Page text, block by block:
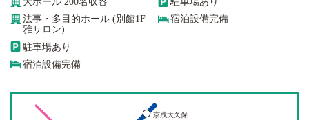
法事・多目的ホール (別館1F
雅サロン)
駐車場あり
宿泊設備完備
宿泊設備完備
京成大久保